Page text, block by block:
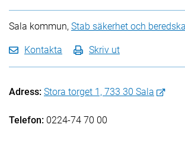
Sala kommun, Stab säkerhet och
Kontakta Skriv ut
Adress: Stora torget 1, 733 30 Sala
Telefon: 0224-74 70 00